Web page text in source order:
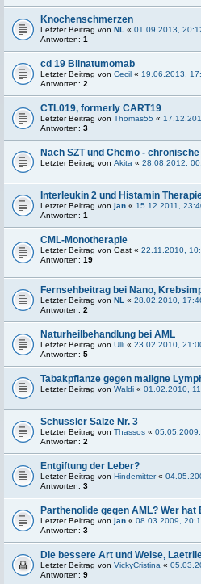
Knochenschmerzen
Letzter Beitrag von NL « 01.09.2013,
Antworten: 1
cd 19 Blinatumomab
Letzter Beitrag von Cecil « 19.06.2013,
Antworten: 2
CTL019, formerly CART19
Letzter Beitrag von Thomas55 «
Antworten: 3
Nach SZT und Chemo -
Letzter Beitrag von Akita « 28.08.2012,
Interleukin 2 und Histamin
Letzter Beitrag von jan « 15.12.2011,
Antworten: 1
CML-Monotherapie
Letzter Beitrag von Gast « 22.11.2010,
Antworten: 19
Fernsehbeitrag bei Nano,
Letzter Beitrag von NL « 28.02.2010,
Antworten: 2
Naturheilbehandlung bei AML
Letzter Beitrag von Ulli « 23.02.2010,
Antworten: 5
Tabakpflanze gegen maligne
Letzter Beitrag von Waldi « 01.02.2010,
Schüssler Salze Nr. 3
Letzter Beitrag von Thassos «
Antworten: 2
Entgiftung der Leber?
Letzter Beitrag von Hindemitter«
Antworten: 3
Parthenolide gegen AML? Wer hat
Letzter Beitrag von jan « 08.03.2009,
Antworten: 3
Die bessere Art und Weise,
Letzter Beitrag von VickyCristina «
Antworten: 9